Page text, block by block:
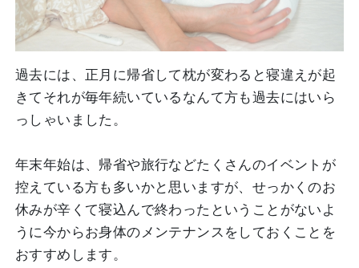
過去には、正月に帰省して枕が変わると寝違えが起
きてそれが毎年続いているなんて方も過去にはいら
っしゃいました。
年末年始は、帰省や旅行などたくさんのイベントが
控えている方も多いかと思いますが、せっかくのお
休みが辛くて寝込んで終わったということがないよ
うに今からお身体のメンテナンスをしておくことを
おすすめします。